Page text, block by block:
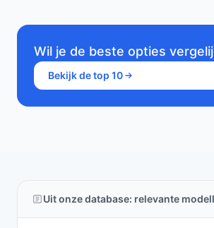
Wil je de beste opties
Bekijk de top 10
Uit onze database: relevante